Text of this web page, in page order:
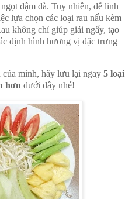
đậm đà. Tuy nhiên, để linh
lựa chọn các loại rau nấu kèm
không chỉ giúp giải ngấy, tạo
định hình hương vị đặc trưng
của mình, hãy lưu lại ngay 5 loại
hơn dưới đây nhé!